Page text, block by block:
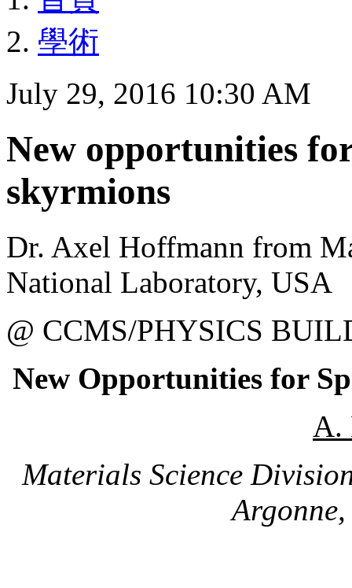
學術
July 29, 2016 10:30 AM
New opportunities
skyrmions
Dr. Axel Hoffmann from
National Laboratory, USA
@ CCMS/PHYSICS
New Opportunities for
A.
Materials Science